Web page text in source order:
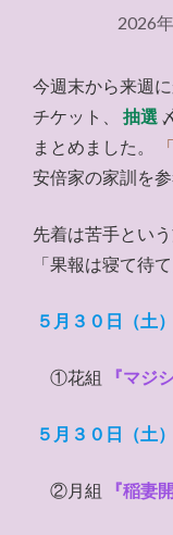
2026
今週末から来週に
チケット、
抽選
まとめました。
安倍家の家訓を参
先着は苦手とい
「果報は寝て待
５月３０日（土）
①花組 『マジ
５月３０日（土）
②月組 『稲妻